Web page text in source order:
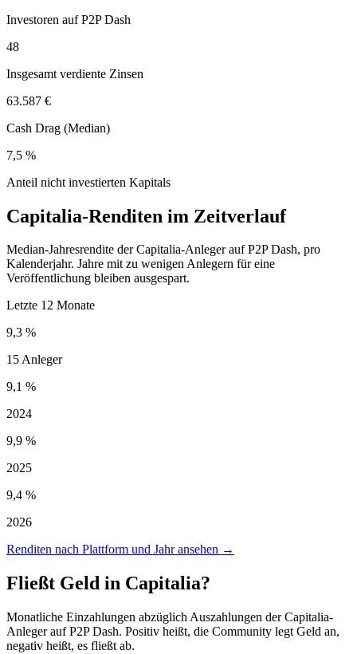
Investoren auf P2P Dash
48
Insgesamt verdiente Zinsen
63.587 €
Cash Drag (Median)
7,5 %
Anteil nicht investierten Kapitals
Capitalia-Renditen im Zeitverlauf
Median-Jahresrendite der Capitalia-Anleger auf P2P Dash, pro
Kalenderjahr. Jahre mit zu wenigen Anlegern für eine
Veröffentlichung bleiben ausgespart.
Letzte 12 Monate
9,3 %
15 Anleger
9,1 %
2024
9,9 %
2025
9,4 %
2026
Renditen nach Plattform und Jahr ansehen →
Fließt Geld in Capitalia?
Monatliche Einzahlungen abzüglich Auszahlungen der Capitalia-
Anleger auf P2P Dash. Positiv heißt, die Community legt Geld an,
negativ heißt, es fließt ab.